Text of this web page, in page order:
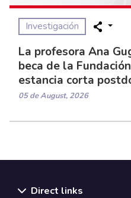
Investigación
La profesora Ana
beca de la
estancia corta
05 de August, 2026
Direct links